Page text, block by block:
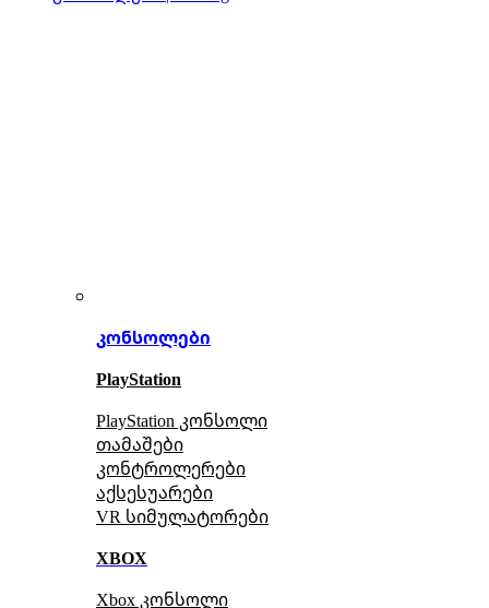
კონსოლები
PlayStation
PlayStation კონსოლი
თამაშები
კონტროლერები
აქსესუარები
VR სიმულატორები
XBOX
Xbox კონსოლი